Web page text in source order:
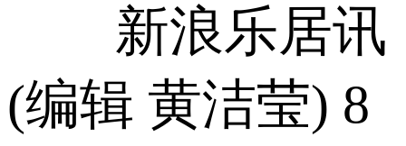
新浪乐居讯
(编辑 黄洁莹) 8